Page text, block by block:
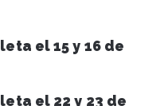
el 15 y 16 de
el 22 y 23 de